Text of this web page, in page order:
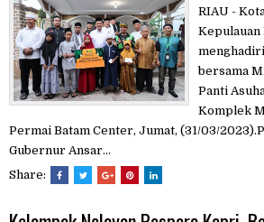
RIAU -
Kepulauan
bersama
Panti
Komplek
Permai Batam Center, Jumat, (31/03/
Gubernur Ansar...
Share: